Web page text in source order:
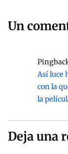
Un
Así luce
con la
la
Deja una